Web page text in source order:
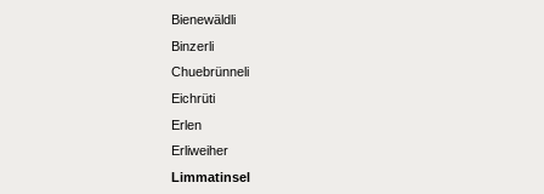
Bienewäldli
Binzerli
Chuebrünneli
Eichrüti
Erlen
Erliweiher
Limmatinsel